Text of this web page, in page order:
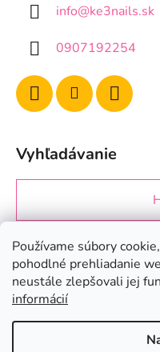
Používame súbory
pohodlné prehliadanie
neustále zlepšovali jej
informácií
info@ke3nails.sk
0907192254
Vyhľadávanie
Prijímame online